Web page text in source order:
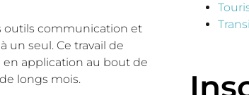
outils communication et
un seul. Ce travail de
application au bout de
longs mois.